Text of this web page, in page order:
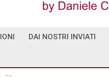
DAI NOSTRI INVIATI